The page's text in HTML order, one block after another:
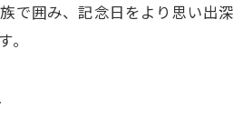
特別なスイーツ作りを自宅
で囲み、記念日をより思い出